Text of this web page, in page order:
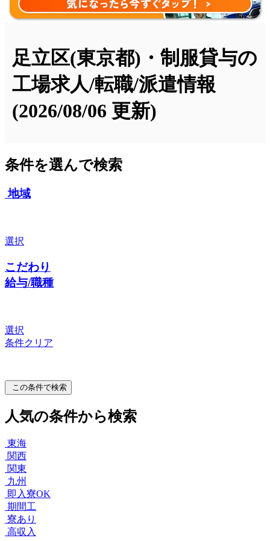
足立区(東京都)・制服貸与の
工場求人/転職/派遣情報
(2026/08/06 更新)
条件を選んで検索
地域
選択
こだわり
給与/職種
選択
条件クリア
この条件で検索
人気の条件から検索
東海
関西
関東
九州
即入寮OK
期間工
寮あり
高収入